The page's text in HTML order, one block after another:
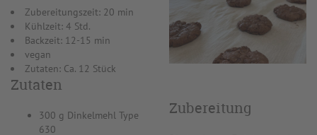
Zubereitungszeit: 20 min
Kühlzeit: 4 Std.
Backzeit: 12-15 min
vegan
Zutaten: Ca. 12 Stück
Zutaten
300 g Dinkelmehl Type
630
Zubereitung